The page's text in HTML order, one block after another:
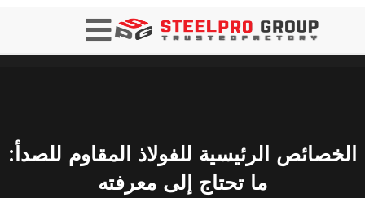
الخصائص الرئيسية للفولاذ المقاوم للصدأ:
ما تحتاج إلى معرفته